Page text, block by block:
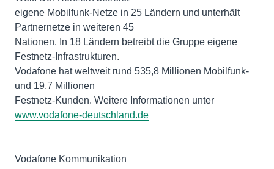
eigene Mobilfunk-Netze in 25 Ländern und unterhält
Partnernetze in weiteren 45
Nationen. In 18 Ländern betreibt die Gruppe eigene
Festnetz-Infrastrukturen.
Vodafone hat weltweit rund 535,8 Millionen Mobilfunk-
und 19,7 Millionen
Festnetz-Kunden. Weitere Informationen unter
www.vodafone-deutschland.de
Vodafone Kommunikation